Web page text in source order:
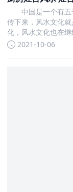
中国是一个有五
传下来，风水文化
化，风水文化也在
2021-10-06